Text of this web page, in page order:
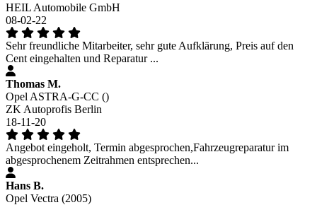
HEIL Automobile GmbH
08-02-22
Sehr freundliche Mitarbeiter, sehr gute Aufklärung, Preis auf den
Cent eingehalten und Reparatur ...
Thomas M.
Opel ASTRA-G-CC ()
ZK Autoprofis Berlin
18-11-20
Angebot eingeholt, Termin abgesprochen,Fahrzeugreparatur im
abgesprochenem Zeitrahmen entsprechen...
Hans B.
Opel Vectra (2005)